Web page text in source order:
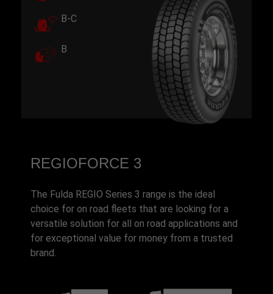
B-C
B
REGIOFORCE 3
The Fulda REGIO Series 3 range is the ideal
choice for on road fleets that are looking for a
versatile solution for all on road applications and
for exceptional value for money from a trusted
brand.